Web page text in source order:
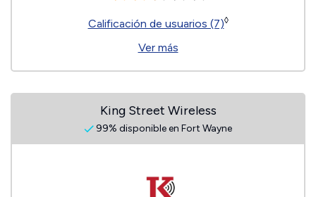
Calificación de usuarios (7)◊
Ver más
King Street Wireless
99% disponible en Fort Wayne